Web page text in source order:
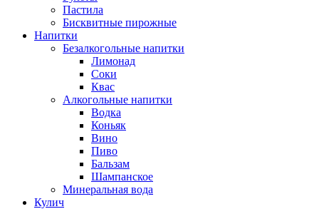
Пастила
Бисквитные пирожные
Напитки
Безалкогольные напитки
Лимонад
Соки
Квас
Алкогольные напитки
Водка
Коньяк
Вино
Пиво
Бальзам
Шампанское
Минеральная вода
Кулич